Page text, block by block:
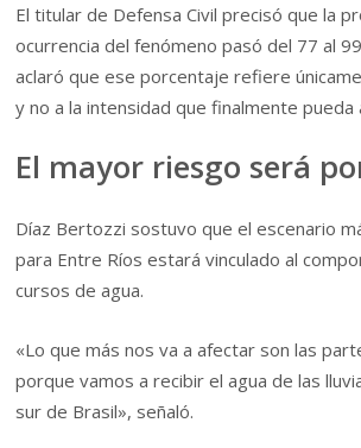
El titular de Defensa Civil precisó que la
ocurrencia del fenómeno pasó del 77 al
aclaró que ese porcentaje refiere
y no a la intensidad que finalmente pueda
El mayor riesgo será
Díaz Bertozzi sostuvo que el escenario
para Entre Ríos estará vinculado al
cursos de agua.
«Lo que más nos va a afectar son las
porque vamos a recibir el agua de las
sur de Brasil», señaló.